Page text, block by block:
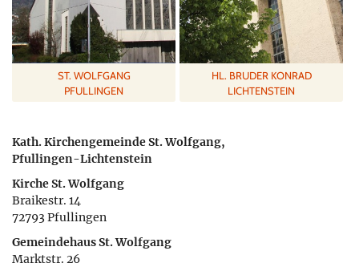
ST. WOLFGANG
PFULLINGEN
HL. BRUDER KONRAD
LICHTENSTEIN
Kath. Kirchengemeinde St. Wolfgang,
Pfullingen-Lichtenstein
Kirche St. Wolfgang
Braikestr. 14
72793 Pfullingen
Gemeindehaus St. Wolfgang
Marktstr. 26